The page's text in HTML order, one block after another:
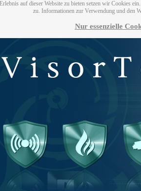
auf dieser Website zu bieten setzen wir Cookies
zu. Informationen zur Verwendung und den
Nur essenzielle